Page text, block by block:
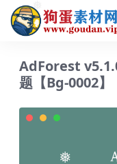
❅
AdForest
题【Bg-0002】